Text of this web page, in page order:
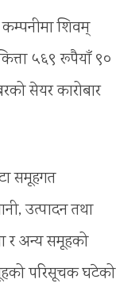
कम्पनीमा शिवम्
५६९ रूपैयाँ ९०
सेयर कारोबार
समूहगत
उत्पादन तथा
र अन्य समूहको
परिसूचक घटेको